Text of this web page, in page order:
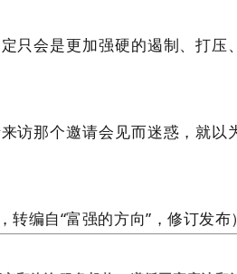
只会是更加强硬的遏制、打压
访那个邀请会见而迷惑，就以
，转编自“富强的方向”，修订发布）